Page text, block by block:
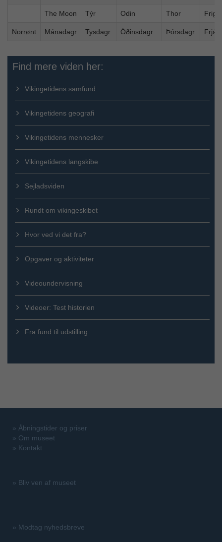
The Moon Týr Odin Thor Frigg
Norrønt Mánadagr Tysdagr Óðinsdagr Þórsdagr
Find mere viden her:
Vikingetidens samfund
Vikingetidens geografi
Vikingetidens mennesker
Vikingetidens langskibe
Sejladsviden
Rundt om vikingeskibet
Hvor ved vi det fra?
Opgaver og aktiviteter
Videoundervisning
Videoer: Test historien
Fra fund til udstilling
» Åbningstider og priser
» Om museet
» Kontakt
» Bliv ven af museet
» Modtag nyhedsbreve